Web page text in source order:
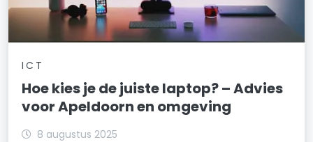
ICT
Hoe kies je de juiste laptop? – Advies
voor Apeldoorn en omgeving
8 augustus 2025